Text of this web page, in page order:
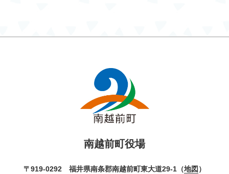
南越前町役場
〒919-0292 福井県南条郡南越前町東大道29-1（地図 ）